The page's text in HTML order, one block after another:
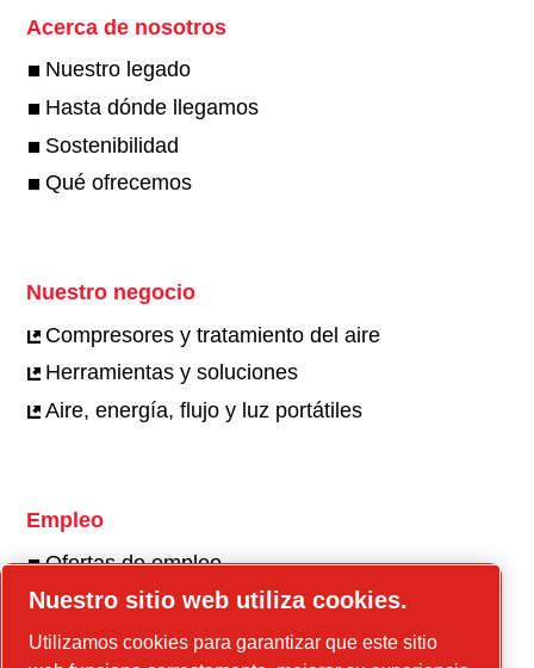
Acerca de nosotros
Nuestro legado
Hasta dónde llegamos
Sostenibilidad
Qué ofrecemos
Nuestro negocio
Compresores y tratamiento del aire
Herramientas y soluciones
Aire, energía, flujo y luz portátiles
Empleo
Ofertas de empleo
Nuestra cultura
Nuestro sitio web utiliza cookies.
Utilizamos cookies para garantizar que este sitio